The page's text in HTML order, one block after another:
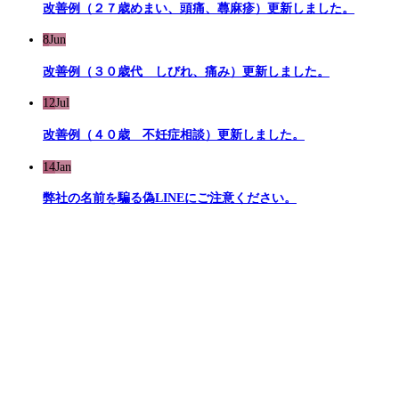
改善例（２７歳めまい、頭痛、蕁麻疹）更新しました。
8Jun
改善例（３０歳代 しびれ、痛み）更新しました。
12Jul
改善例（４０歳 不妊症相談）更新しました。
14Jan
弊社の名前を騙る偽LINEにご注意ください。